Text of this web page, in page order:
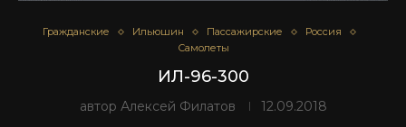
Гражданские Ильюшин Пассажирские
Россия
Самолеты
ИЛ-96-300
автор Алексей Филатов 12.09.2018